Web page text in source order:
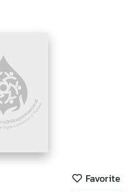
Favorite